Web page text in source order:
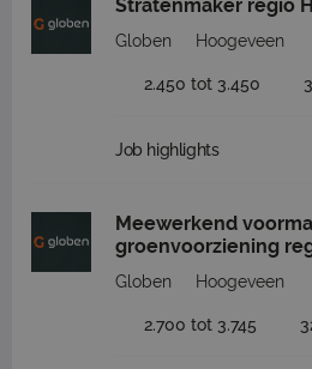
Stratenmaker regio
Globen Hoogeveen
2.450 tot 3.450
Job highlights
Meewerkend
groenvoorziening
Globen Hoogeveen
2.700 tot 3.745